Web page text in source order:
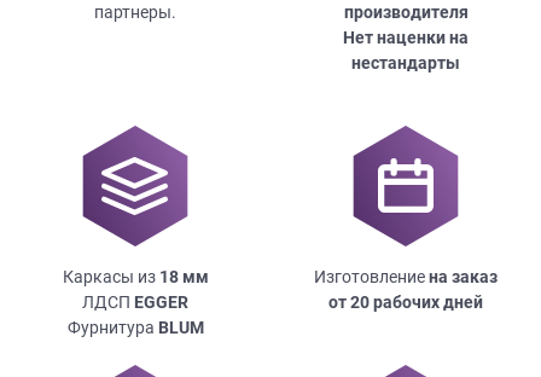
партнеры.
производителя
Нет наценки на
нестандарты
Каркасы из 18мм
ЛДСП EGGER
Фурнитура BLUM
Изготовлениена заказ
от 20 рабочих дней